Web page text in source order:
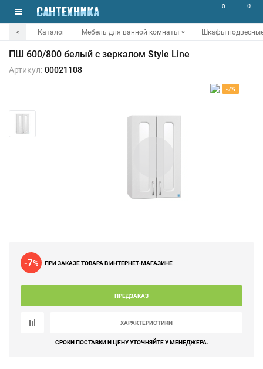
0 0
Каталог Мебель для ванной комнаты Шкафы
ПШ 600/800 белый с зеркалом Style Line
Артикул: 00021108
-7%
-7% ПРИ ЗАКАЗЕ ТОВАРА В ИНТЕРНЕТ-МАГАЗИНЕ
ПРЕДЗАКАЗ
ХАРАКТЕРИСТИКИ
СРОКИ ПОСТАВКИ И ЦЕНУ УТОЧНЯЙТЕ У МЕНЕДЖЕРА.